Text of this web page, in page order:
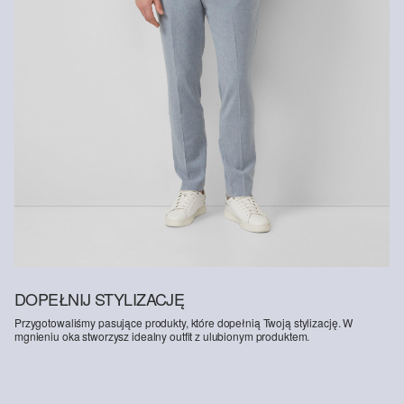
DOPEŁNIJ STYLIZACJĘ
Przygotowaliśmy pasujące produkty, które dopełnią Twoją stylizację. W
mgnieniu oka stworzysz idealny outfit z ulubionym produktem.